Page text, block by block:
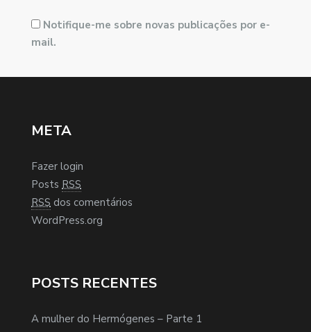
Notifique-me sobre novas publicações por e-
mail.
META
Fazer login
Posts RSS
RSS dos comentários
WordPress.org
POSTS RECENTES
A mulher do Hermógenes – Parte 1